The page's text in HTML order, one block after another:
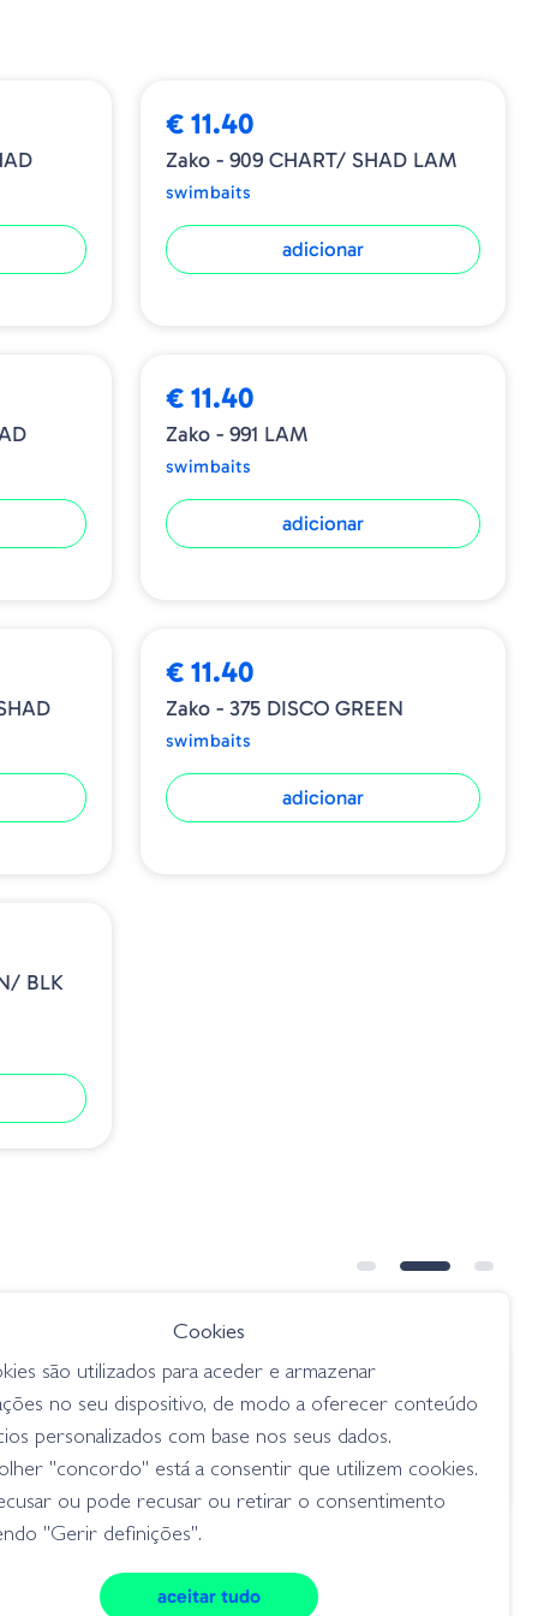
centro e isso significa que o Zako sempre
€ 11.40
Zako - 909 CHART/ SHAD LAM
swimbaits
adicionar
€ 11.40
Zako - 991 LAM
swimbaits
adicionar
€ 11.40
Zako - 375 DISCO GREEN
swimbaits
adicionar
BLK
€ 9.50
Amostra Manolo&co 100mm RS
Cookies
são utilizados para aceder e armazenar
no seu dispositivo, de modo a oferecer conteúdo
personalizados com base nos seus dados.
"concordo" está a consentir que utilizem cookies.
ou pode recusar ou retirar o consentimento
"Gerir definições".
aceitar tudo